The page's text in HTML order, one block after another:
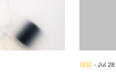
球鞋 - Jul 28